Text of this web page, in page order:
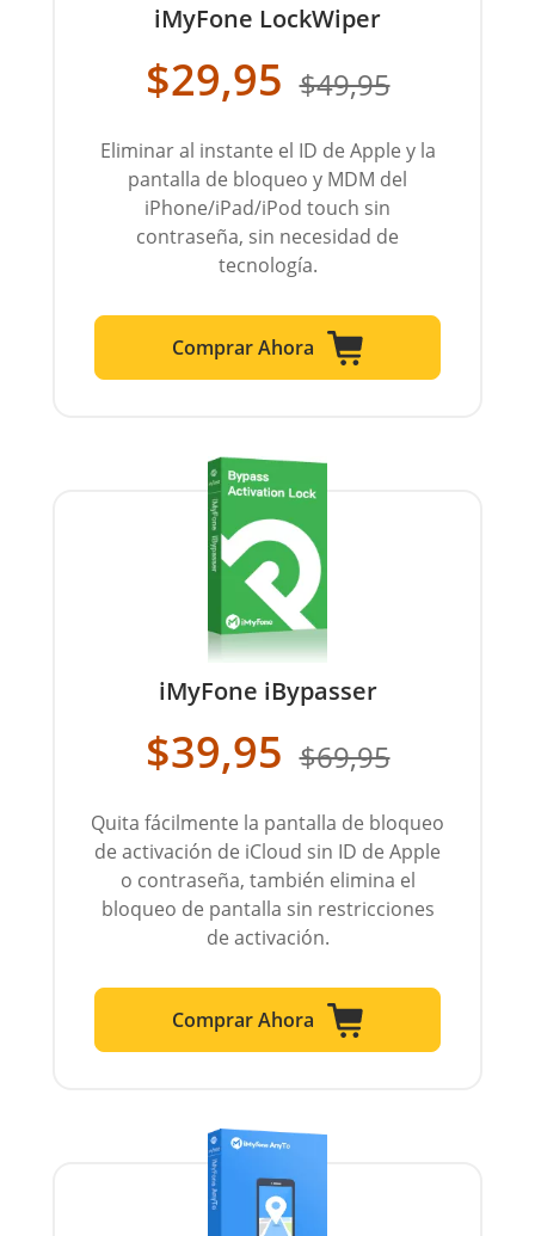
iMyFone LockWiper
$29,95 $49,95
Eliminar al instante el ID de Apple y la
pantalla de bloqueo y MDM del
iPhone/iPad/iPod touch sin
contraseña, sin necesidad de
tecnología.
Comprar Ahora
iMyFone iBypasser
$39,95 $69,95
Quita fácilmente la pantalla de bloqueo
de activación de iCloud sin ID de Apple
o contraseña, también elimina el
bloqueo de pantalla sin restricciones
de activación.
Comprar Ahora